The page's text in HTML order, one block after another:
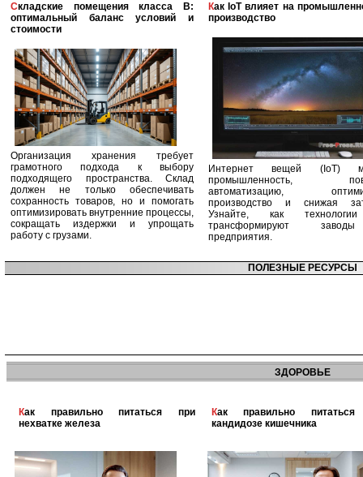
Складские помещения класса B:
оптимальный баланс условий и
стоимости
Организация хранения требует
грамотного подхода к выбору
подходящего пространства. Склад
должен не только обеспечивать
сохранность товаров, но и помогать
оптимизировать внутренние процессы,
сокращать издержки и упрощать
работу с грузами.
Как IoT влияет на промышленность и
производство
Интернет вещей (IoT)
промышленность,
автоматизацию,
производство и снижая
Узнайте, как
трансформируют
предприятия.
ПОЛЕЗНЫЕ РЕСУРСЫ
ЗДОРОВЬЕ
Как правильно питаться при
нехватке железа
Как правильно питаться при
кандидозе кишечника